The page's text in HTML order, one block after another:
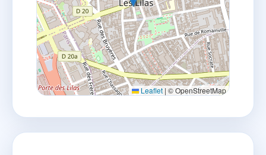
Leaflet | © OpenStreetMap